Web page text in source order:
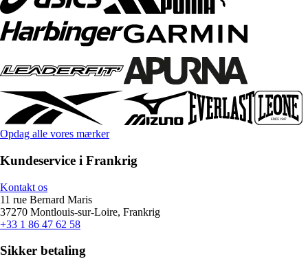
Opdag alle vores mærker
Kundeservice i Frankrig
Kontakt os
11 rue Bernard Maris
37270 Montlouis-sur-Loire, Frankrig
+33 1 86 47 62 58
Sikker betaling